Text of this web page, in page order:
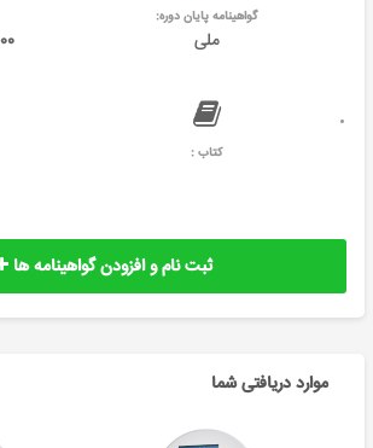
گواهینامه پایان دوره:
ملی
کتاب :
ثبت نام و افزودن گواهینامه ها
موارد دریافتی شما